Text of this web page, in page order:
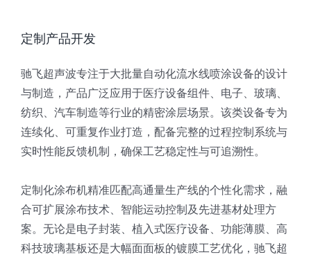
定制产品开发
驰飞超声波专注于大批量自动化流水线喷涂设备的设计
与制造，产品广泛应用于医疗设备组件、电子、玻璃、
纺织、汽车制造等行业的精密涂层场景。该类设备专为
连续化、可重复作业打造，配备完整的过程控制系统与
实时性能反馈机制，确保工艺稳定性与可追溯性。
定制化涂布机精准匹配高通量生产线的个性化需求，融
合可扩展涂布技术、智能运动控制及先进基材处理方
案。无论是电子封装、植入式医疗设备、功能薄膜、高
科技玻璃基板还是大幅面面板的镀膜工艺优化，驰飞超